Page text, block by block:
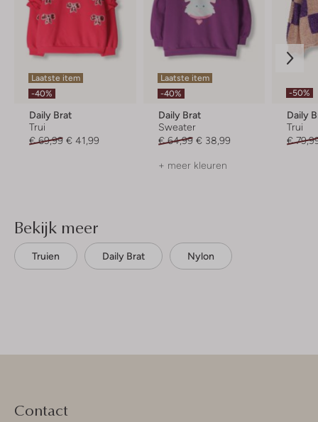
Laatste item
-40%
Daily Brat
Trui
€ 69,99 € 41,99
Laatste item
-40%
Daily Brat
Sweater
€ 64,99 € 38,99
+ meer kleuren
-50%
Daily
Trui
€
Bekijk meer
Truien Daily Brat Nylon
Contact